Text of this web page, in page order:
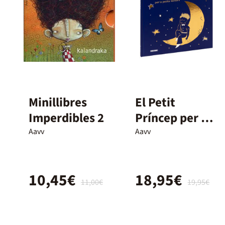
Minillibres
Imperdibles 2
Aavv
11,00€
10,45€
El Petit
Príncep per a
petits lectors.
Aavv
19,95€
18,95€